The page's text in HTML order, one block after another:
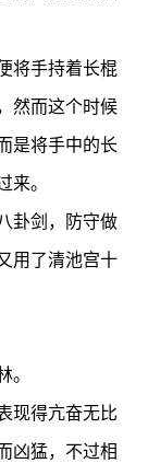
将手持着长棍
然而这个时候
是将手中的长
。
卦剑，防守做
用了清池宫十
得亢奋无比
凶猛，不过相